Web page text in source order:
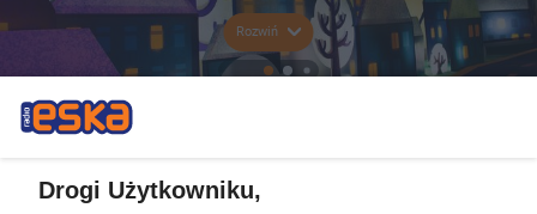
Rozwiń
Drogi Użytkowniku,